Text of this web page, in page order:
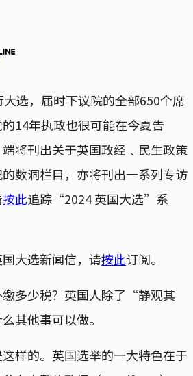
选，届时下议院的全部650个席
14年执政也很可能在今夏告
将刊出关于英国政经﹑民生政策
数洞栏目，亦将刊出一系列专访
按此追踪“2024 英国大选”系
大选新闻信，请按此订阅。
多少税？英国人除了“静观其
其他事可以做。
样的。英国选举的一大特色在于